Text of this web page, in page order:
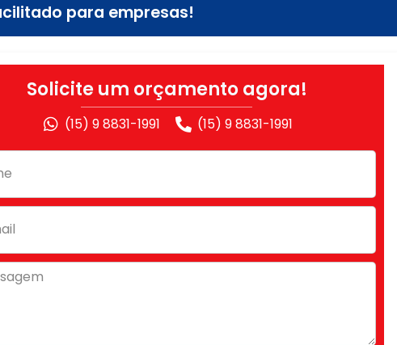
para empresas!
Solicite um orçamento agora!
(15) 9 8831-1991 (15) 9 8831-1991